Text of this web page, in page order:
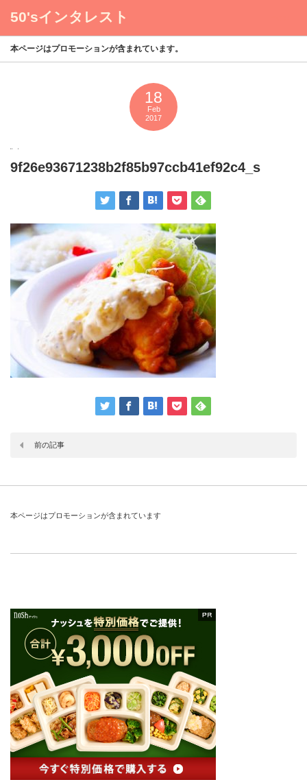
50'sインタレスト
本ページはプロモーションが含まれています。
18
Feb
2017
9f26e93671238b2f85b97ccb41ef92c4_s
前の記事
本ページはプロモーションが含まれています